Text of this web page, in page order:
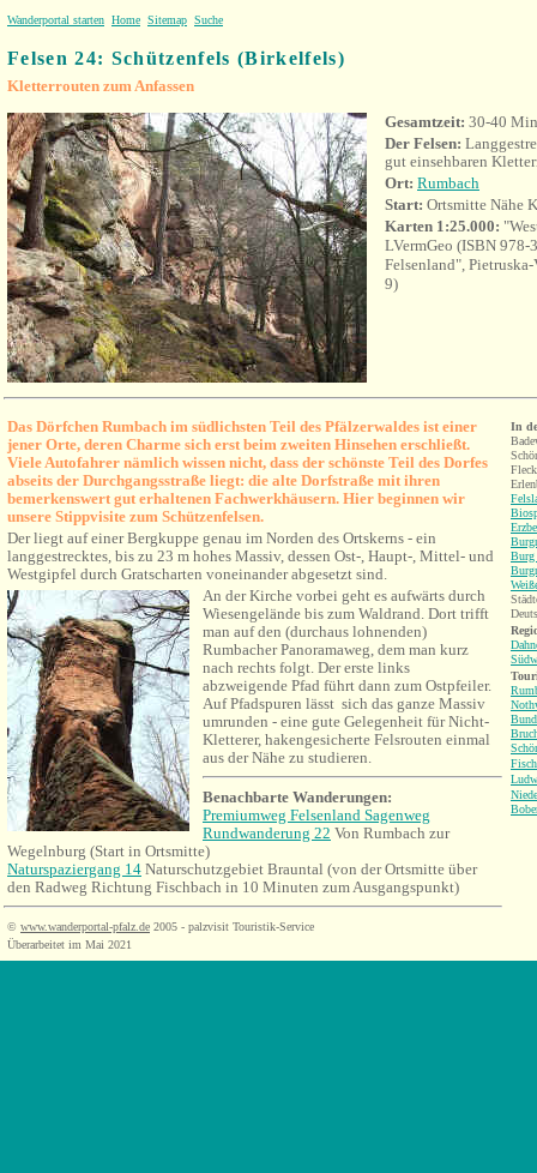
Wanderportal starten Home Sitemap Suche
Felsen 24: Schützenfels (Birkelfels)
Kletterrouten zum Anfassen
Gesamtzeit: 30-40
Der Felsen:
gut einsehbaren
Ort: Rumbach
Start: Ortsmitte Nähe
Karten 1:25.000:
LVermGeo (ISBN
Felsenland",
9)
Das Dörfchen Rumbach im südlichsten Teil des Pfälzerwaldes ist einer
jener Orte, deren Charme sich erst beim zweiten Hinsehen erschließt.
Viele Autofahrer nämlich wissen nicht, dass der schönste Teil des Dorfes
abseits der Durchgangsstraße liegt: die alte Dorfstraße mit ihren
bemerkenswert gut erhaltenen Fachwerkhäusern. Hier beginnen wir
unsere Stippvisite zum Schützenfelsen.
Der liegt auf einer Bergkuppe genau im Norden des Ortskerns - ein
langgestrecktes, bis zu 23 m hohes Massiv, dessen Ost-, Haupt-, Mittel- und
Westgipfel durch Gratscharten voneinander abgesetzt sind.
An der Kirche vorbei geht es aufwärts durch
Wiesengelände bis zum Waldrand. Dort trifft
man auf den (durchaus lohnenden)
Rumbacher Panoramaweg, dem man kurz
nach rechts folgt. Der erste links
abzweigende Pfad führt dann zum Ostpfeiler.
Auf Pfadspuren lässt sich das ganze Massiv
umrunden - eine gute Gelegenheit für Nicht-
Kletterer, hakengesicherte Felsrouten einmal
aus der Nähe zu studieren.
Benachbarte Wanderungen:
Premiumweg Felsenland Sagenweg
Rundwanderung 22 Von Rumbach zur
Wegelnburg (Start in Ortsmitte)
Naturspaziergang 14 Naturschutzgebiet Brauntal (von der Ortsmitte über
den Radweg Richtung Fischbach in 10 Minuten zum Ausgangspunkt)
© www.wanderportal-pfalz.de 2005 - palzvisit Touristik-Service
Überarbeitet im Mai 2021
In
Burg